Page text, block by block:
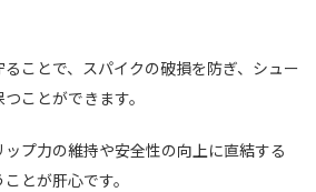
ことで、スパイクの破損を防ぎ、シュー
ことができます。
プ力の維持や安全性の向上に直結する
とが肝心です。